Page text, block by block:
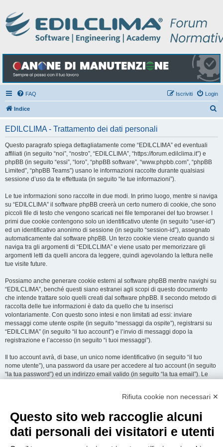
FAQ Login
Iscriviti
Indice
EDILCLIMA - Trattamento dei dati personali
Questo paragrafo spiega dettagliatamente come “EDILCLIMA” ed eventuali
affiliati (in seguito “noi”, “nostro”, “EDILCLIMA”, “https://forum.edilclima.it”) e
phpBB (in seguito “essi”, “loro”, “phpBB software”, “www.phpbb.com”, “phpBB
Limited”, “phpBB Teams”) usano le informazioni raccolte durante qualsiasi
sessione d’uso da te effettuata (in seguito “le tue informazioni”).
Le tue informazioni sono raccolte in due modi. In primo luogo, mentre si naviga
su “EDILCLIMA” il software phpBB creerà un certo numero di cookie, che sono
piccoli file di testo che vengono scaricati nei file temporanei del tuo browser. I
primi due cookie contengono solo un identificativo utente (in seguito “user-id”)
ed un identificativo anonimo di sessione (in seguito “session-id”), assegnato
automaticamente dal software phpBB. Un terzo cookie viene creato quando si
naviga tra gli argomenti di “EDILCLIMA” e viene usato per memorizzare gli
argomenti letti da quelli ancora da leggere, quindi agevolando la lettura nelle
tue visite future.
Possiamo anche generare cookie esterni al software phpBB mentre navighi su
“EDILCLIMA”, benché questi siano estranei agli scopi di questo documento
che intende trattare solo quelli creati dal software phpBB. Il secondo metodo di
raccolta delle tue informazioni è dato da quello che tu inserisci
volontariamente. Con questo sono intesi e non limitati ad essi: inviare
messaggi come utente ospite (in seguito “messaggi da ospite”), registrarsi su
“EDILCLIMA” (in seguito “il tuo account”) e l’invio di messaggi dopo la
registrazione e l’accesso (in seguito “i tuoi messaggi”).
Il tuo account avrà, di base, un unico nome identificativo (in seguito “il tuo
nome utente”), una password da usare per accedere al tuo account (in seguito
“la tua password”) ed un indirizzo email valido (in seguito “la tua email”). Le
alle informazioni di nome utente, password ed indirizzo email richiesti durante
obbligatoria o opzionale, è a totale discrezione di “EDILCLIMA”. In tutti i casi,
hai la possibilità di selezionare quali delle informazioni che hai fornito possano
essere rese pubbliche. All’interno del tuo account, hai facoltà di opt-in o opt-out
Rifiuta cookie non necessari ✕
Questo sito web raccoglie alcuni
dati personali dei visitatori e utenti